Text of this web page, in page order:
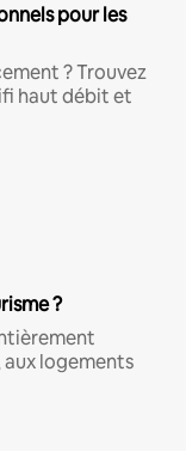
pour les
? Trouvez
haut débit et
?
aux logements